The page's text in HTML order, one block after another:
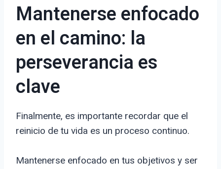
Mantenerse enfocado
en el camino: la
perseverancia es
clave
Finalmente, es importante recordar que el
reinicio de tu vida es un proceso continuo.
Mantenerse enfocado en tus objetivos y ser